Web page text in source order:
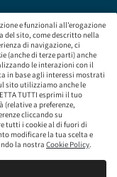
e funzionali all’erogazione
del sito, come descritto nella
di navigazione, ci
(anche di terze parti) anche
le interazioni con il
in base agli interessi mostrati
sito utilizziamo anche le
TUTTI esprimi il tuo
(relative a preferenze,
cliccando su
tutti i cookie al di fuori di
modificare la tua scelta e
la nostra Cookie Policy.
REA: MI - 2083307 -
i.v.
Milano MI
Aramis Group S.A.
dell'iscrizione al sito